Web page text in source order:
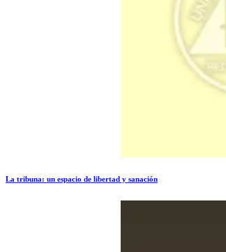
La tribuna: un espacio de libertad y sanación